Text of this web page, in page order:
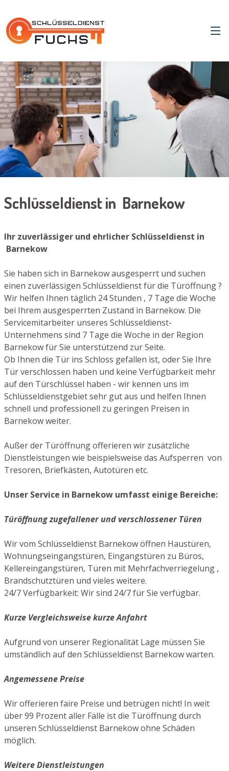
Schlüsseldienst in Barnekow
Ihr zuverlässiger und ehrlicher Schlüsseldienst in
Barnekow
Sie haben sich in Barnekow ausgesperrt und suchen
einen zuverlässigen Schlüsseldienst für die Türöffnung ?
Wir helfen Ihnen täglich 24 Stunden , 7 Tage die Woche
bei Ihrem ausgesperrten Zustand in Barnekow. Die
Servicemitarbeiter unseres Schlüsseldienst-
Unternehmens sind 7 Tage die Woche in der Region
Barnekow für Sie unterstützend zur Seite.
Ob Ihnen die Tür ins Schloss gefallen ist, oder Sie Ihre
Tür verschlossen haben und keine Verfügbarkeit mehr
auf den Türschlüssel haben - wir kennen uns im
Schlüsseldienstgebiet sehr gut aus und helfen Ihnen
schnell und professionell zu geringen Preisen in
Barnekow weiter.
Außer der Türöffnung offerieren wir zusätzliche
Dienstleistungen wie beispielsweise das Aufsperren von
Tresoren, Briefkästen, Autotüren etc.
Unser Service in Barnekow umfasst einige Bereiche:
Türöffnung zugefallener und verschlossener Türen
Wir vom Schlüsseldienst Barnekow öffnen Haustüren,
Wohnungseingangstüren, Eingangstüren zu Büros,
Kellereingangstüren, Türen mit Mehrfachverriegelung ,
Brandschutztüren und vieles weitere.
24/7 Verfügbarkeit: Wir sind 24/7 für Sie verfügbar.
Kurze Vergleichsweise kurze Anfahrt
Aufgrund von unserer Regionalität Lage müssen Sie
umständlich auf den Schlüsseldienst Barnekow warten.
Angemessene Preise
Wir offerieren faire Preise und betrügen nicht! In weit
über 99 Prozent aller Fälle ist die Türöffnung durch
unseren Schlüsseldienst Barnekow ohne Schäden
möglich.
Weitere Dienstleistungen